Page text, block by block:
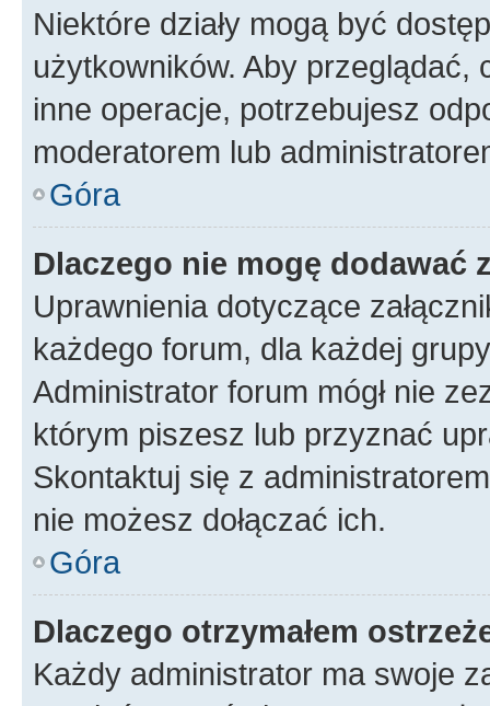
Niektóre działy mogą być
użytkowników. Aby
inne operacje, potrzebujesz
moderatorem lub
Góra
Dlaczego nie mogę dodawać
Uprawnienia dotyczące
każdego forum, dla każdej
Administrator forum mógł nie
którym piszesz lub przyznać
Skontaktuj się z
nie możesz dołączać ich.
Góra
Dlaczego otrzymałem
Każdy administrator ma swoje